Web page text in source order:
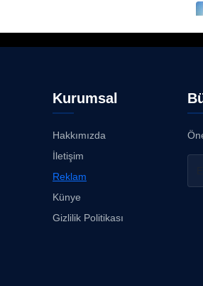
Kurumsal
Hakkımızda
İletişim
Reklam
Künye
Gizlilik Politikası